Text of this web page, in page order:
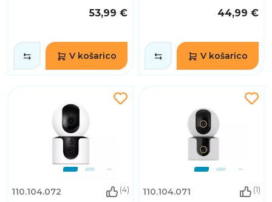
53,99 €
V košarico
44,99 €
V košarico
110.104.072 (4) 110.104.071 (1)